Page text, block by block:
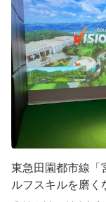
東急田園都市線
ルフスキルを磨く